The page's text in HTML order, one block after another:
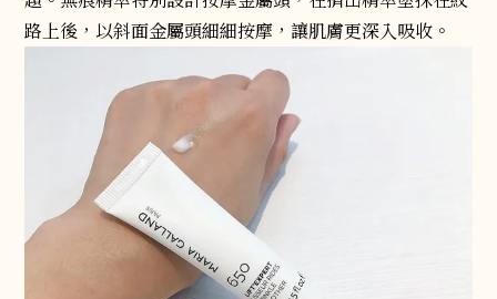
路上後，以斜面金屬頭細細按摩，讓肌膚更深入吸收。